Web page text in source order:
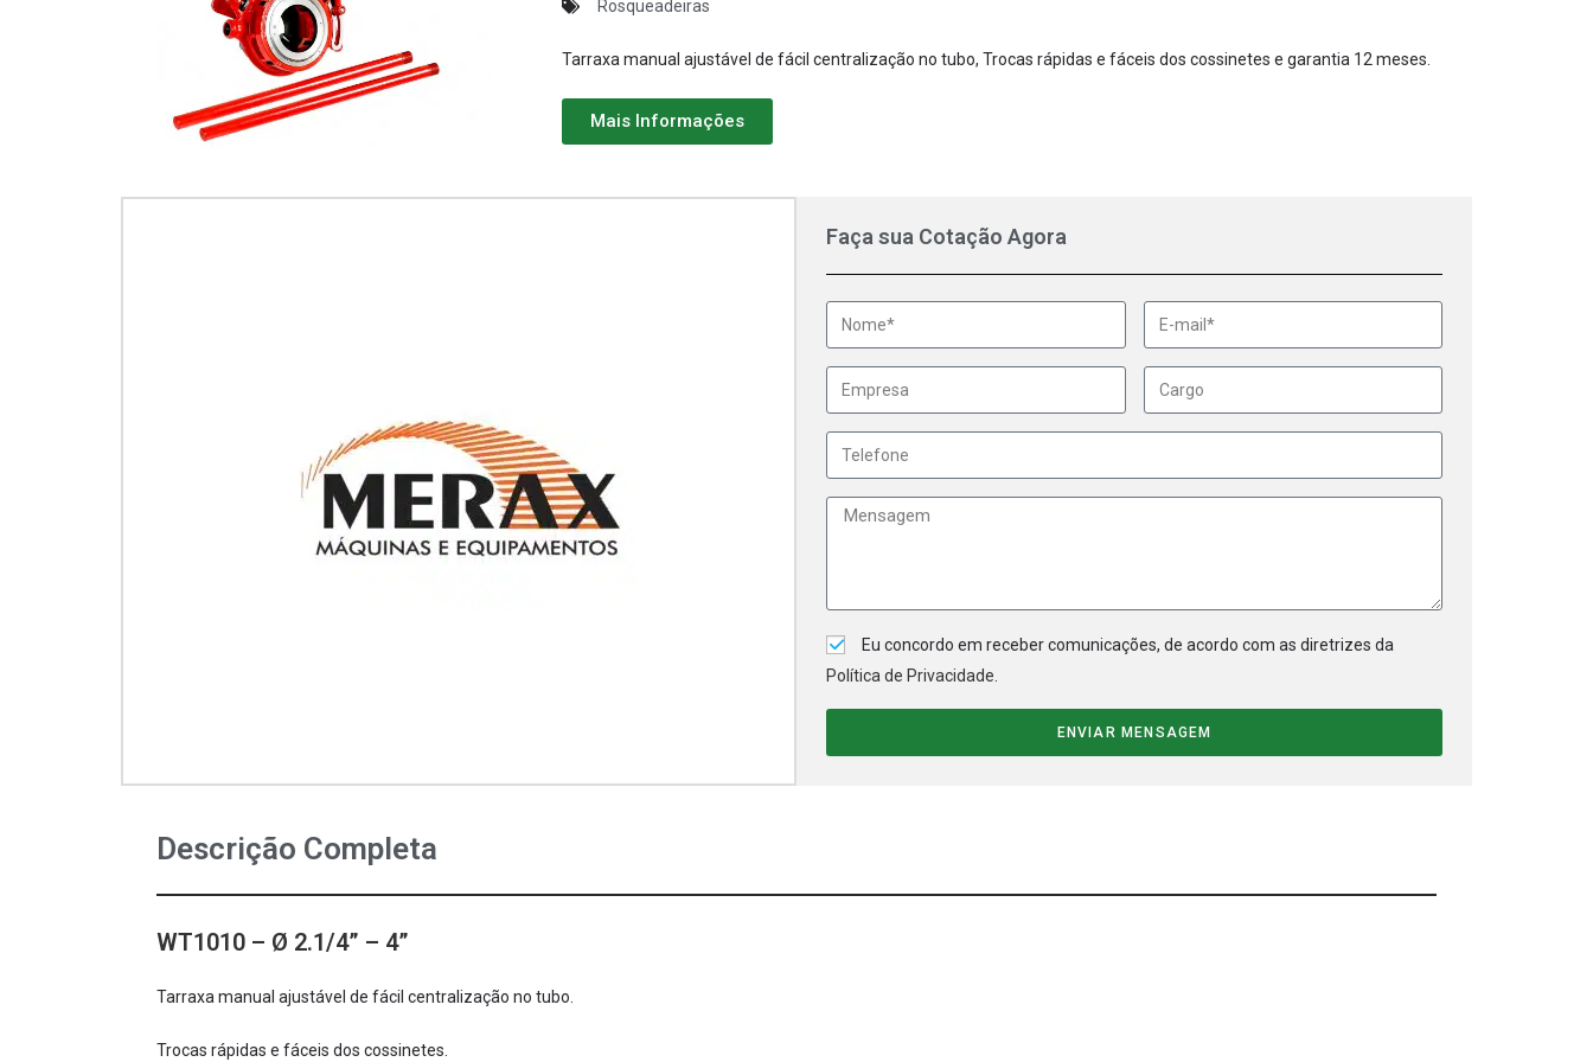
Rosqueadeiras
Tarraxa manual ajustável de fácil centralização no tubo, Trocas rápidas e fáceis dos cossinetes e garantia 12 meses.
Mais Informações
Faça sua Cotação Agora
Eu concordo em receber comunicações, de acordo com as diretrizes da
Política de Privacidade.
ENVIAR MENSAGEM
Descrição Completa
WT1010 – Ø 2.1/4” – 4”
Tarraxa manual ajustável de fácil centralização no tubo.
Trocas rápidas e fáceis dos cossinetes.